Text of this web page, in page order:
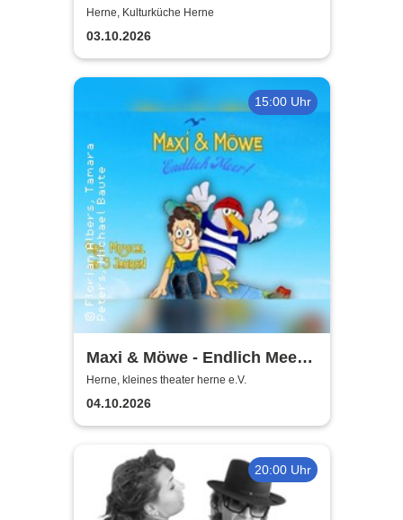
Legend
Herne, Kulturküche Herne
03.10.2026
15:00 Uhr
Maxi & Möwe - Endlich Meer!
Interaktives Kindermusical |
Kleines Theater Herne
Herne, kleines theater herne e.V.
04.10.2026
20:00 Uhr